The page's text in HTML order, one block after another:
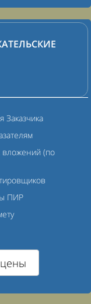
Заказчика
вложений (по
ПИР